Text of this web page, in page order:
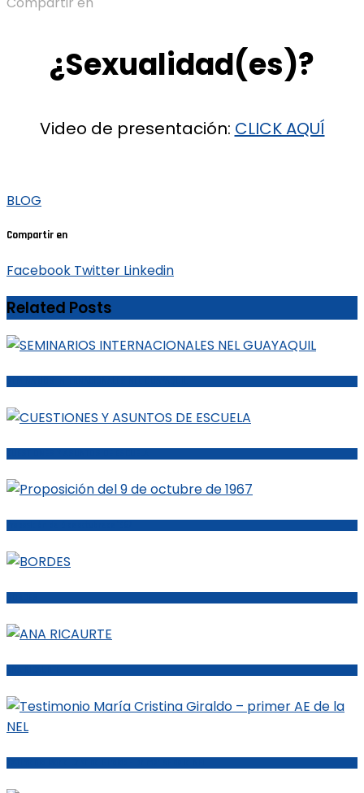
¿Sexualidad(es)?
Video de presentación: CLICK AQUÍ
BLOG
Compartir en
Facebook Twitter Linkedin
Related Posts